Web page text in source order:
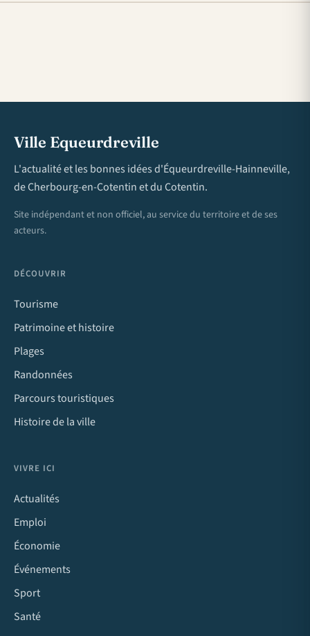
Ville Equeurdreville
L'actualité et les bonnes idées d'Équeurdreville-Hainneville,
de Cherbourg-en-Cotentin et du Cotentin.
Site indépendant et non officiel, au service du territoire et de ses
acteurs.
DÉCOUVRIR
Tourisme
Patrimoine et histoire
Plages
Randonnées
Parcours touristiques
Histoire de la ville
VIVRE ICI
Actualités
Emploi
Économie
Événements
Sport
Santé